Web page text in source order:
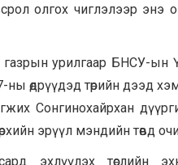
олгох чиглэлээр энэ
газрын урилгаар БНСУ-
өдрүүдэд төрийн дээд
хэрэгжих
эрүүл мэндийн төвд
эхлүүлэх төслийн